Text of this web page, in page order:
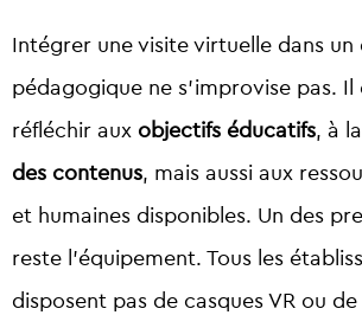
Intégrer une visite virtuelle dans un
pédagogique ne s’improvise pas. Il
réfléchir aux objectifs éducatifs, à la
des contenus, mais aussi aux
et humaines disponibles. Un des
reste l’équipement. Tous les
disposent pas de casques VR ou